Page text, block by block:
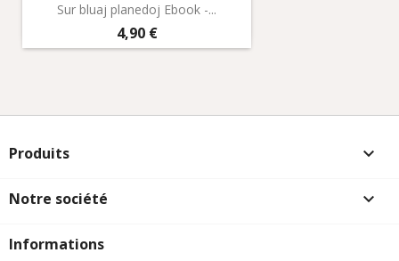
Sur bluaj planedoj Ebook -...
Prix
4,90 €
Produits 
Notre société 
Informations